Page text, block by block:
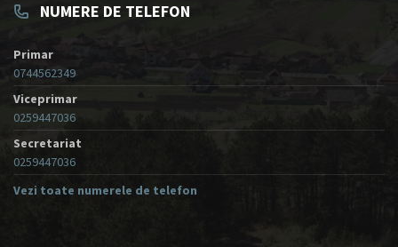
NUMERE DE TELEFON
Primar
0744562349
Viceprimar
0259447036
Secretariat
0259447036
Vezi toate numerele de telefon